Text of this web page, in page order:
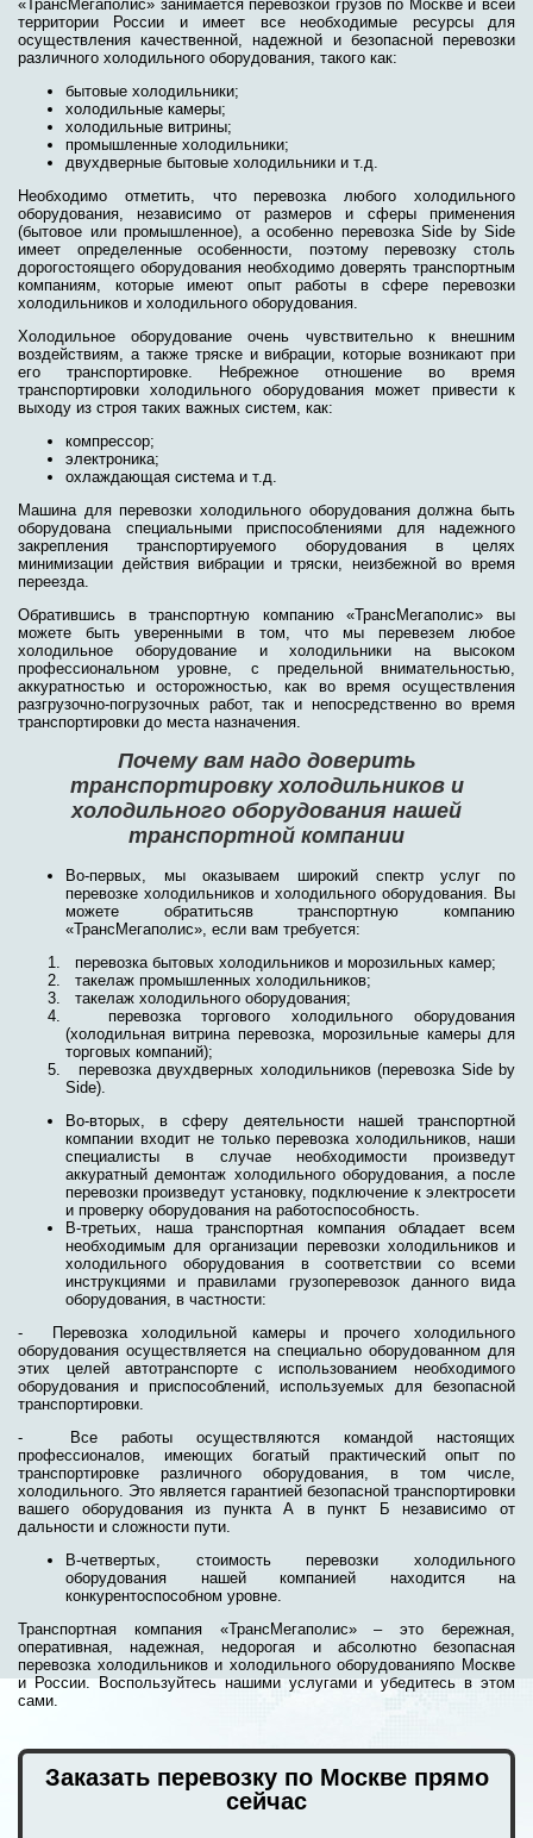
«ТрансМегаполис» занимается перевозкой грузов по Москве и всей
территории России и имеет все необходимые ресурсы для
осуществления качественной, надежной и безопасной перевозки
различного холодильного оборудования, такого как:
бытовые холодильники;
холодильные камеры;
холодильные витрины;
промышленные холодильники;
двухдверные бытовые холодильники и т.д.
Необходимо отметить, что перевозка любого холодильного
оборудования, независимо от размеров и сферы применения
(бытовое или промышленное), а особенно перевозка Side by Side
имеет определенные особенности, поэтому перевозку столь
дорогостоящего оборудования необходимо доверять транспортным
компаниям, которые имеют опыт работы в сфере перевозки
холодильников и холодильного оборудования.
Холодильное оборудование очень чувствительно к внешним
воздействиям, а также тряске и вибрации, которые возникают при
его транспортировке. Небрежное отношение во время
транспортировки холодильного оборудования может привести к
выходу из строя таких важных систем, как:
компрессор;
электроника;
охлаждающая система и т.д.
Машина для перевозки холодильного оборудования должна быть
оборудована специальными приспособлениями для надежного
закрепления транспортируемого оборудования в целях
минимизации действия вибрации и тряски, неизбежной во время
переезда.
Обратившись в транспортную компанию «ТрансМегаполис» вы
можете быть уверенными в том, что мы перевезем любое
холодильное оборудование и холодильники на высоком
профессиональном уровне, с предельной внимательностью,
аккуратностью и осторожностью, как во время осуществления
разгрузочно-погрузочных работ, так и непосредственно во время
транспортировки до места назначения.
Почему вам надо доверить
транспортировку холодильников и
холодильного оборудования нашей
транспортной компании
Во-первых, мы оказываем широкий спектр услуг по
перевозке холодильников и холодильного оборудования. Вы
можете обратитьсяв транспортную компанию
«ТрансМегаполис», если вам требуется:
перевозка бытовых холодильников и морозильных камер;
такелаж промышленных холодильников;
такелаж холодильного оборудования;
перевозка торгового холодильного оборудования
(холодильная витрина перевозка, морозильные камеры для
торговых компаний);
перевозка двухдверных холодильников (перевозка Side by
Side).
Во-вторых, в сферу деятельности нашей транспортной
компании входит не только перевозка холодильников, наши
специалисты в случае необходимости произведут
аккуратный демонтаж холодильного оборудования, а после
перевозки произведут установку, подключение к электросети
и проверку оборудования на работоспособность.
В-третьих, наша транспортная компания обладает всем
необходимым для организации перевозки холодильников и
холодильного оборудования в соответствии со всеми
инструкциями и правилами грузоперевозок данного вида
оборудования, в частности:
- Перевозка холодильной камеры и прочего холодильного
оборудования осуществляется на специально оборудованном для
этих целей автотранспорте с использованием необходимого
оборудования и приспособлений, используемых для безопасной
транспортировки.
- Все работы осуществляются командой настоящих
профессионалов, имеющих богатый практический опыт по
транспортировке различного оборудования, в том числе,
холодильного. Это является гарантией безопасной транспортировки
вашего оборудования из пункта А в пункт Б независимо от
дальности и сложности пути.
В-четвертых, стоимость перевозки холодильного
оборудования нашей компанией находится на
конкурентоспособном уровне.
Транспортная компания «ТрансМегаполис» – это бережная,
оперативная, надежная, недорогая и абсолютно безопасная
перевозка холодильников и холодильного оборудованияпо Москве
и России. Воспользуйтесь нашими услугами и убедитесь в этом
сами.
Заказать перевозку по Москве прямо
сейчас